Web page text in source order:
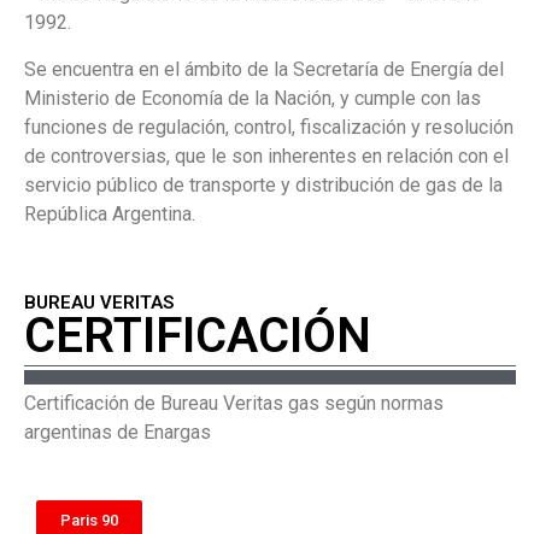
1992.
Se encuentra en el ámbito de la Secretaría de Energía del
Ministerio de Economía de la Nación, y cumple con las
funciones de regulación, control, fiscalización y resolución
de controversias, que le son inherentes en relación con el
servicio público de transporte y distribución de gas de la
República Argentina.
BUREAU VERITAS
CERTIFICACIÓN
Certificación de Bureau Veritas gas según normas
argentinas de Enargas
Paris 90